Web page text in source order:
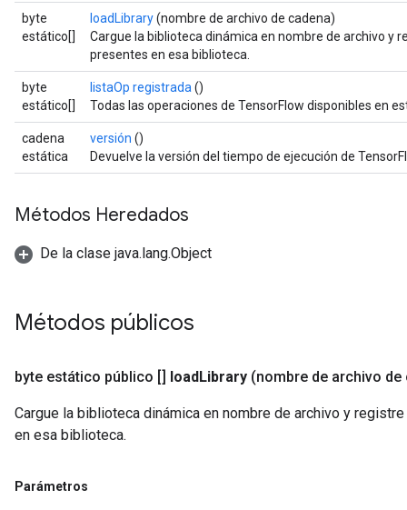
byte
estático[]
loadLibrary(nombre de archivo de cadena)
Cargue la biblioteca dinámica en nombre de archivo y
presentes en esa biblioteca.
byte
estático[]
listaOp registrada ()
Todas las operaciones de TensorFlow disponibles en
cadena
estática
versión ()
Devuelve la versión del tiempo de ejecución de
Métodos Heredados
De la clase java.lang.Object
Métodos públicos
byte estático público [] loadLibrary (nombre de archivo de
Cargue la biblioteca dinámica en nombre de archivo y
en esa biblioteca.
Parámetros